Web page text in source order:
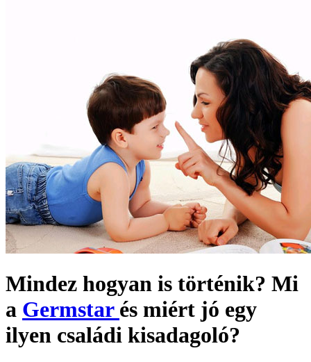
Mindez hogyan is történik? Mi
a Germstar és miért jó egy
ilyen családi kisadagoló?